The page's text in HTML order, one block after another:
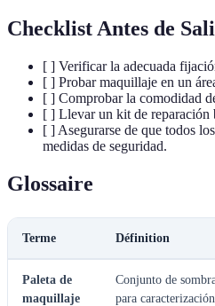
Checklist Antes de
[ ] Verificar la adecuada
[ ] Probar maquillaje en un
[ ] Comprobar la comodidad
[ ] Llevar un kit de reparación
[ ] Asegurarse de que todos
medidas de seguridad.
Glossaire
Terme Définition
Paleta de
maquillaje
Conjunto de
para caracterización.